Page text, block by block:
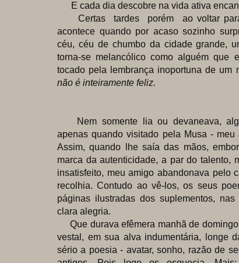
E cada dia descobre na vida ativa
Certas tardes porém ao voltar para
acontece quando por acaso sozinho
céu, céu de chumbo da cidade grande,
torna-se melancólico como alguém que
tocado pela lembrança inoportuna de um
não é inteiramente feliz.
Nem somente lia ou devaneava,
apenas quando visitado pela Musa - meu
Assim, quando lhe saía das mãos,
marca da autenticidade, a par do talento,
insatisfeito, meu amigo abandonava pelo
recolhia. Contudo ao vê-los, os seus
páginas ilustradas dos suplementos,
clara alegria.
Que durava efêmera manhã de
vestal, em sua alva indumentária, longe
sério a poesia - avatar, sonho, razão de